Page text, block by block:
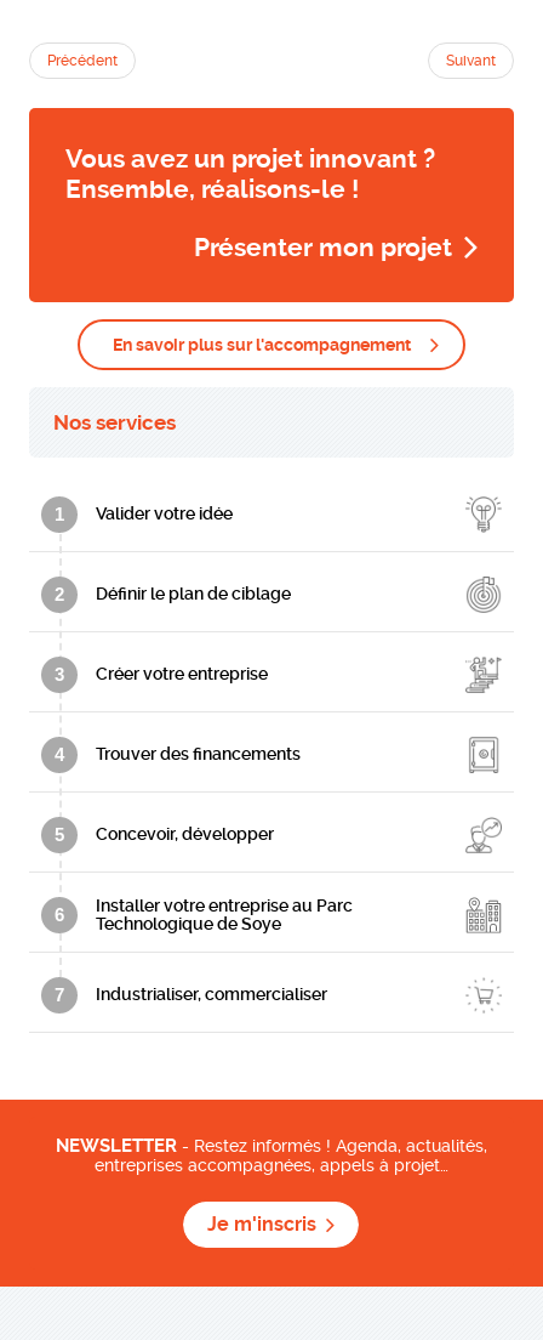
Précédent Suivant
Vous avez un projet innovant ?
Ensemble, réalisons-le !
Présenter mon projet
En savoir plus sur l'accompagnement
Nos services
1 Valider votre idée
2 Définir le plan de ciblage
3 Créer votre entreprise
4 Trouver des financements
5 Concevoir, développer
6
Installer votre entreprise au Parc
Technologique de Soye
7 Industrialiser, commercialiser
NEWSLETTER - Restez informés ! Agenda, actualités,
entreprises accompagnées, appels à projet…
Je m'inscris